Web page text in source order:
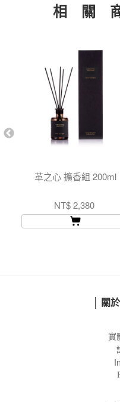
相 關
革之心 擴香組 200ml
NT$ 2,380
│ 關
實